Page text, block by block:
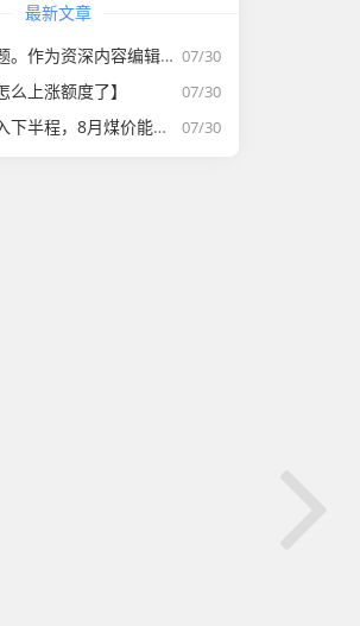
最新文章
07/30
辑，我将为您打造一篇符合要求的专业教程文章。
07/30
么上涨额度了】
07/30
程，8月煤价能否走强？